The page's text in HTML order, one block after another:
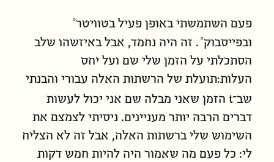
פעם השתמשתי באופן פעיל בטוויטר
ובפייסבוק . זה היה נחמד, אבל באיזשהו שלב
הסתכלתי על הזמן שלי שם ועל יחס
העלות:תועלת של הרשתות האלה עבורי והבנתי
שב־tהזמן שאני מבלה שם אני יכול לעשות
דברים הרבה יותר מעניינים. ניסיתי לצמצם את
השימוש שלי ברשתות האלה, אבל זה לא הצליח
לי: כל פעם מה שאמור היה להיות חמש דקות